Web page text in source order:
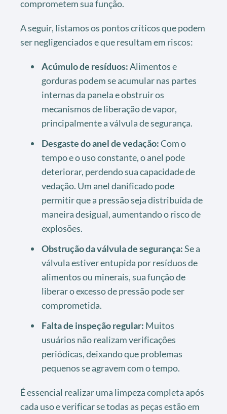
comprometem sua função.
A seguir, listamos os pontos críticos que podem
ser negligenciados e que resultam em riscos:
Acúmulo de resíduos:Alimentos e
gorduras podem se acumular nas partes
internas da panela e obstruir os
mecanismos de liberação de vapor,
principalmente a válvula de segurança.
Desgaste do anel de vedação:Com o
tempo e o uso constante, o anel pode
deteriorar, perdendo sua capacidade de
vedação. Um anel danificado pode
permitir que a pressão seja distribuída de
maneira desigual, aumentando o risco de
explosões.
Obstrução da válvula de segurança:Se a
válvula estiver entupida por resíduos de
alimentos ou minerais, sua função de
liberar o excesso de pressão pode ser
comprometida.
Falta de inspeção regular: Muitos
usuários não realizam verificações
periódicas, deixando que problemas
pequenos se agravem com o tempo.
É essencial realizar uma limpeza completa após
cada uso e verificar se todas as peças estão em